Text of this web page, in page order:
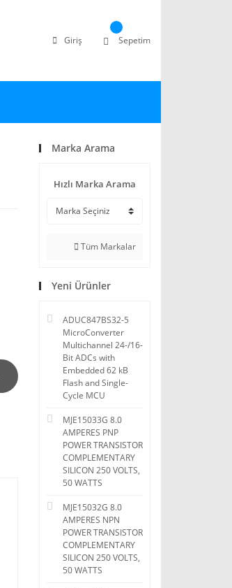
Giriş Sepetim
Marka Arama
Hızlı Marka Arama
Tüm Markalar
Yeni Ürünler
ADUC847BS32-5
MicroConverter
Multichannel 24-/16-
Bit ADCs with
Embedded 62 kB
Flash and Single-
Cycle MCU
MJE15033G 8.0
AMPERES PNP
POWER TRANSISTOR
COMPLEMENTARY
SILICON 250 VOLTS,
50 WATTS
MJE15032G 8.0
AMPERES NPN
POWER TRANSISTOR
COMPLEMENTARY
SILICON 250 VOLTS,
50 WATTS